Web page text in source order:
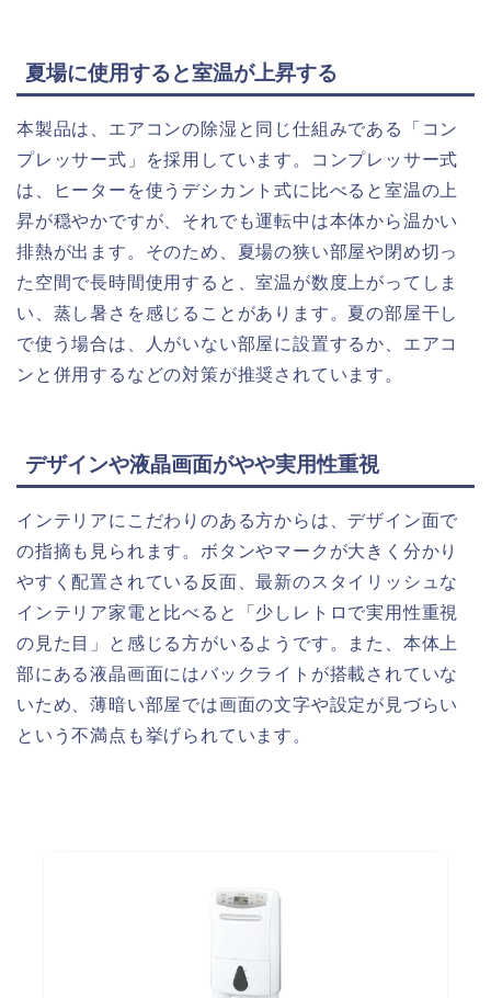
夏場に使用すると室温が上昇する
本製品は、エアコンの除湿と同じ仕組みである「コン
プレッサー式」を採用しています。コンプレッサー式
は、ヒーターを使うデシカント式に比べると室温の上
昇が穏やかですが、それでも運転中は本体から温かい
排熱が出ます。そのため、夏場の狭い部屋や閉め切っ
た空間で長時間使用すると、室温が数度上がってしま
い、蒸し暑さを感じることがあります。夏の部屋干し
で使う場合は、人がいない部屋に設置するか、エアコ
ンと併用するなどの対策が推奨されています。
デザインや液晶画面がやや実用性重視
インテリアにこだわりのある方からは、デザイン面で
の指摘も見られます。ボタンやマークが大きく分かり
やすく配置されている反面、最新のスタイリッシュな
インテリア家電と比べると「少しレトロで実用性重視
の見た目」と感じる方がいるようです。また、本体上
部にある液晶画面にはバックライトが搭載されていな
いため、薄暗い部屋では画面の文字や設定が見づらい
という不満点も挙げられています。